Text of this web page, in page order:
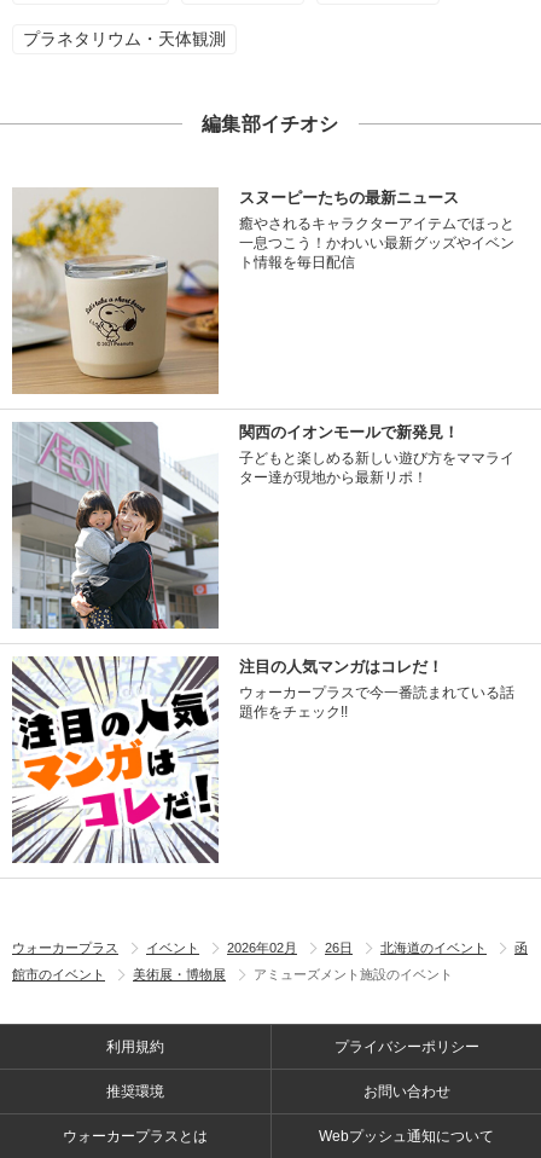
プラネタリウム・天体観測
編集部イチオシ
スヌーピーたちの最新ニュース
癒やされるキャラクターアイテムでほっと
一息つこう！かわいい最新グッズやイベン
ト情報を毎日配信
関西のイオンモールで新発見！
子どもと楽しめる新しい遊び方をママライ
ター達が現地から最新リポ！
注目の人気マンガはコレだ！
ウォーカープラスで今一番読まれている話
題作をチェック!!
ウォーカープラス イベント 2026年02月 26日 北海道のイベント
函
館市のイベント
美術展・博物展 アミューズメント施設のイベント
利用規約 プライバシーポリシー
推奨環境 お問い合わせ
ウォーカープラスとは Webプッシュ通知について